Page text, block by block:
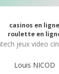
casinos en ligne
roulette en
jeux video
Louis NICOD